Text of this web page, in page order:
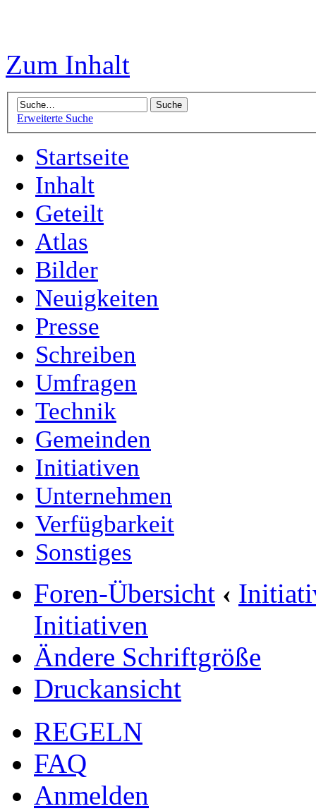
Zum Inhalt
Erweiterte Suche
Startseite
Inhalt
Geteilt
Atlas
Bilder
Neuigkeiten
Presse
Schreiben
Umfragen
Technik
Gemeinden
Initiativen
Unternehmen
Verfügbarkeit
Sonstiges
Foren-Übersicht ‹
Initiativen
Ändere Schriftgröße
Druckansicht
REGELN
FAQ
Anmelden